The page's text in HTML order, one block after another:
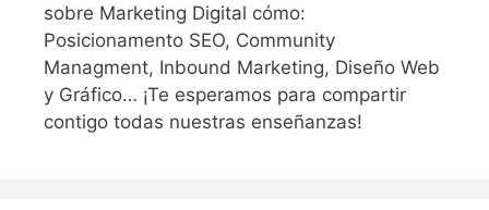
sobre Marketing Digital cómo:
Posicionamento SEO, Community
Managment, Inbound Marketing, Diseño Web
y Gráfico… ¡Te esperamos para compartir
contigo todas nuestras enseñanzas!